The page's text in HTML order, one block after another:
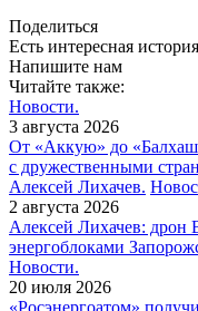
Поделиться
Есть интересная
Напишите нам
Читайте также:
Новости.
3 августа 2026
От «Аккую» до
с дружественными
Алексей Лихачев.
2 августа 2026
Алексей Лихачев:
энергоблоками
Новости.
20 июля 2026